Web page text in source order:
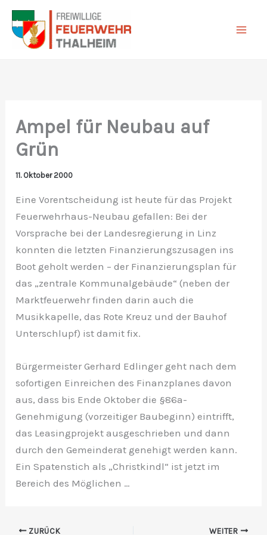
Zum
Inhalt
springen
Ampel für Neubau auf
Grün
11. Oktober 2000
Eine Vorentscheidung ist heute für das Projekt
Feuerwehrhaus-Neubau gefallen: Bei der
Vorsprache bei der Landesregierung in Linz
konnten die letzten Finanzierungszusagen ins
Boot geholt werden – der Finanzierungsplan für
das „zentrale Kommunalgebäude“ (neben der
Marktfeuerwehr finden darin auch die
Musikkapelle, das Rote Kreuz und der Bauhof
Unterschlupf) ist damit fix.
Bürgermeister Gerhard Edlinger geht nach dem
sofortigen Einreichen des Finanzplanes davon
aus, dass bis Ende Oktober die §86a-
Genehmigung (vorzeitiger Baubeginn) eintrifft,
das Leasingprojekt ausgeschrieben und dann
durch den Gemeinderat genehigt werden kann.
Ein Spatenstich als „Christkindl“ ist jetzt im
Bereich des Möglichen …
ZURÜCK WEITER